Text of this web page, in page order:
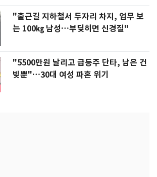
"출근길 지하철서 두자리 차지, 업무 보
는 100㎏ 남성…부딪히면 신경질"
"5500만원 날리고 급등주 단타, 남은 건
빚뿐"…30대 여성 파혼 위기